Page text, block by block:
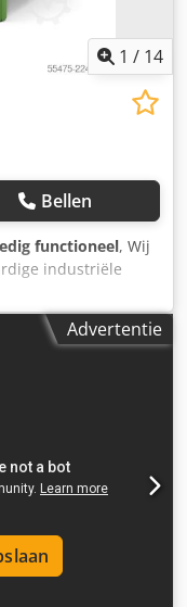
1 / 14
Bellen
functioneel, Wij
industriële
in
centra,
De volgende
voor snel en efficiënt
zijn
gebruik en zijn
of
zijn er
Advertentie